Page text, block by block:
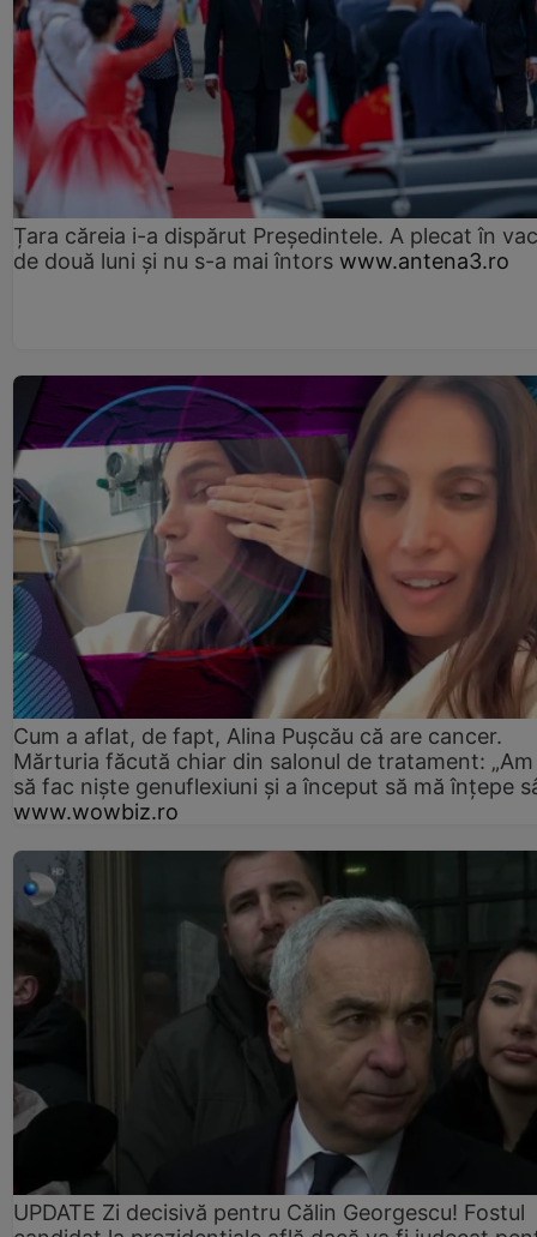
Țara căreia i-a dispărut Președintele. A plecat în
de două luni și nu s-a mai întors www.antena3.ro
Cum a aflat, de fapt, Alina Pușcău că are cancer.
Mărturia făcută chiar din salonul de tratament:
să fac niște genuflexiuni și a început să mă înțepe
www.wowbiz.ro
UPDATE Zi decisivă pentru Călin Georgescu! Fostul